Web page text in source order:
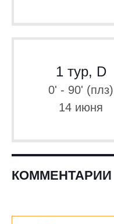
2022/2023
Сборные 2022
2021/2022
2021/2022
1 тур, D
0' - 90' (плз)
14 июня
КОММЕНТАРИИ